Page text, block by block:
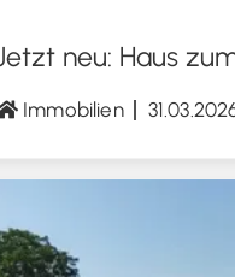
Immobilien